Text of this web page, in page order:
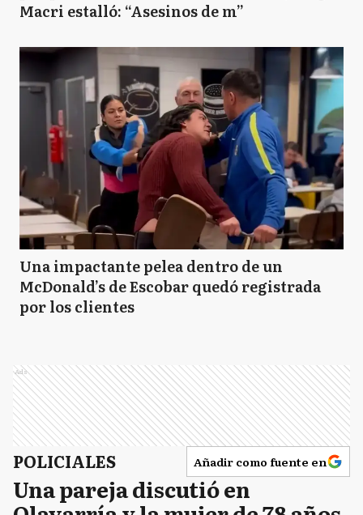
Macri estalló: “Asesinos de m”
Una impactante pelea dentro de un
McDonald’s de Escobar quedó registrada
por los clientes
Ads
POLICIALES Añadir como fuente en
Una pareja discutió en